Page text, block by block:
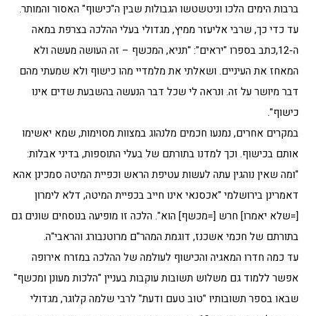
ברבות הימים הלכו וניטשטשו הגבולות שבין ה"כישוף" האסור והמותר.
עד כדי כך, שרבי אליעזר ממיץ, מגדולי בעלי ההלכה בצרפת במאה
ה-12,כתב בספרו "יראים": "תניא, המכשף – זה העושה מעשה ולא
המאחז את העיניים. ושאלתי את מלמדיי מהו כישוף ולא שמעתי מהם
דבר מיושר על זה. ונראה לי שכל דבר הנעשה בהשבעת שדים אינו
כישוף".
במקרים אחרים, נמנעו חכמים מלנהוג במצוות מסוימות, שמא יאשימו
אותם בכישוף. וכך למדנו בתורתם של בעלי התוספות, בדיני אבלות:
"ומה שאין נוהגין עתה לעשות עטיפת הראש וכפיית המיטה סמכינן אהא
דאמרינן בירושלמי "אכסנאי אינו חייב בכפיית המיטה, דלא לימרון
[=שלא יאמרו] חרש [=מכשף] הוא". הלכה זו מופיעה בנוסחים שונים גם
בתורתם של חכמי אשכנז, דוגמת המהר"ם מרוטנבורג והראבי"ה.
עד כמה חדרו המאגיה והכישוף לעולמה של ההלכה במזרח אירופה
אפשר ללמוד גם משלוש תשובות עוקבות בעניין "הלכות מעונן ומכשף"
שבאו בספר תשובותיו "טוב טעם ודעת" לרבי שלמה קלוגר, מגדולי